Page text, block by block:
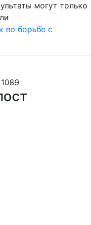
могут только
1089